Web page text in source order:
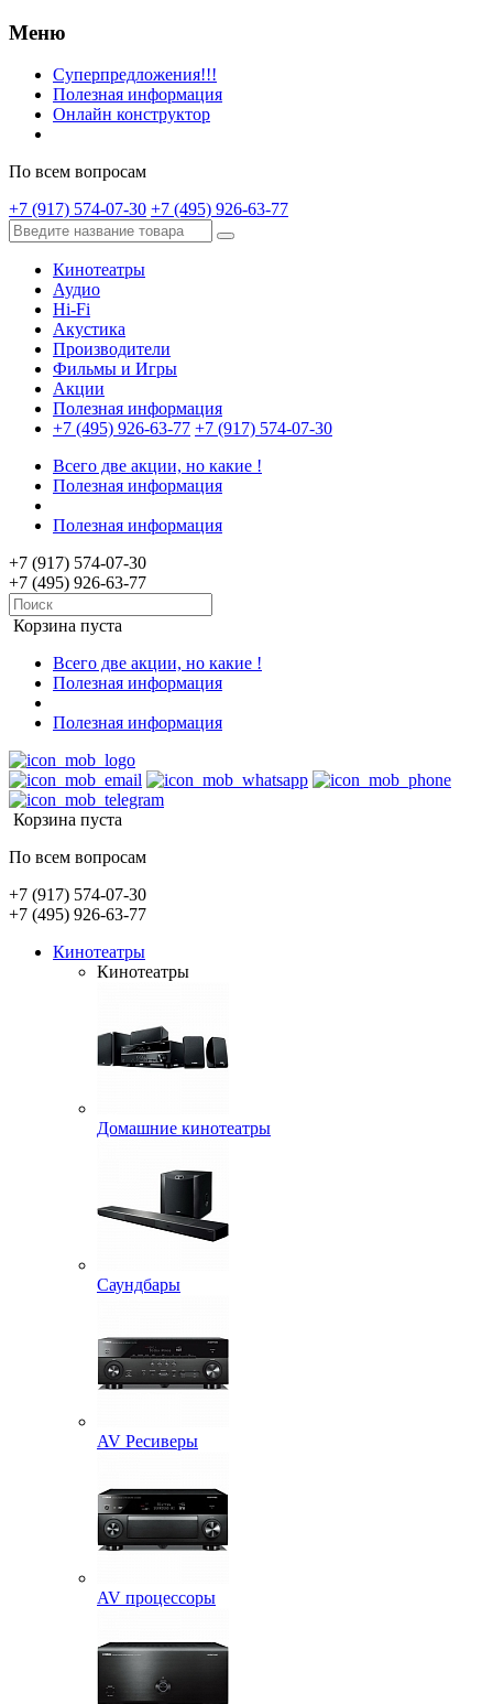
Меню
Суперпредложения!!!
Полезная информация
Онлайн конструктор
По всем вопросам
+7 (917) 574-07-30 +7 (495) 926-63-77
Кинотеатры
Аудио
Hi-Fi
Акустика
Производители
Фильмы и Игры
Акции
Полезная информация
+7 (495) 926-63-77 +7 (917) 574-07-30
Всего две акции, но какие !
Полезная информация
Полезная информация
+7 (917) 574-07-30
+7 (495) 926-63-77
Корзина пуста
Всего две акции, но какие !
Полезная информация
Полезная информация
Корзина пуста
По всем вопросам
+7 (917) 574-07-30
+7 (495) 926-63-77
Кинотеатры
Кинотеатры
Домашние кинотеатры
Саундбары
AV Ресиверы
AV процессоры